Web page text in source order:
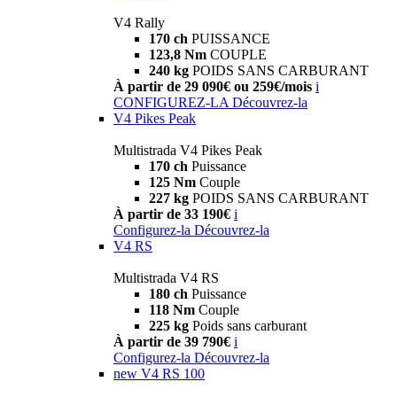
V4 Rally
170 ch PUISSANCE
123,8 Nm COUPLE
240 kg POIDS SANS CARBURANT
À partir de 29 090€ ou 259€/mois i
CONFIGUREZ-LA Découvrez-la
V4 Pikes Peak
Multistrada V4 Pikes Peak
170 ch Puissance
125 Nm Couple
227 kg POIDS SANS CARBURANT
À partir de 33 190€ i
Configurez-la Découvrez-la
V4 RS
Multistrada V4 RS
180 ch Puissance
118 Nm Couple
225 kg Poids sans carburant
À partir de 39 790€ i
Configurez-la Découvrez-la
new V4 RS 100